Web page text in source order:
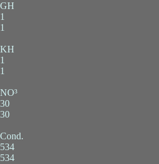
GH
1
1
KH
1
1
NO³
30
30
Cond.
534
534